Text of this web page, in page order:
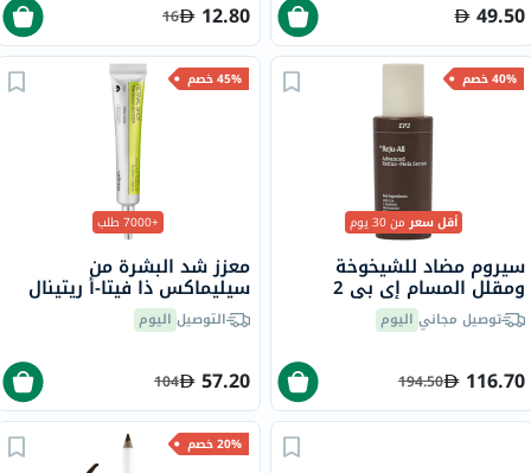
49.50
12.80
16
40% خصم
أقل سعرمن 30 يوم
سيروم مضاد للشيخوخة
ومقلل المسام إي بي 2
ملتوصيل مجاني اليوم
116.70
194.50
45% خصم
+7000 طلب
معزز شد البشرة من
سيليماكس ذا فيتا-أ ريتينال
شوت، 15 مل
التوصيل اليوم
57.20
104
20% خصم